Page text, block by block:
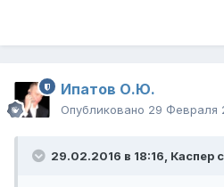
Ипатов О.Ю.
Опубликовано 29 Февраля
29.02.2016 в 18:16, Каспер